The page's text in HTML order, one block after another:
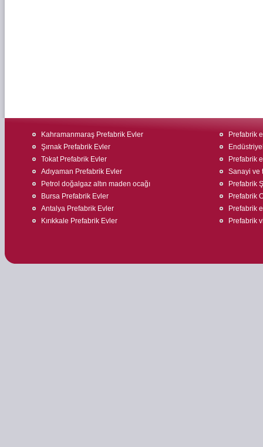
Kahramanmaraş Prefabrik Evler
Şırnak Prefabrik Evler
Tokat Prefabrik Evler
Adıyaman Prefabrik Evler
Petrol doğalgaz altın maden ocağı
Bursa Prefabrik Evler
Antalya Prefabrik Evler
Kırıkkale Prefabrik Evler
Prefabrik
Prefabrik
Sanayi ve
Prefabrik
Prefabrik
Prefabrik
Prefabrik